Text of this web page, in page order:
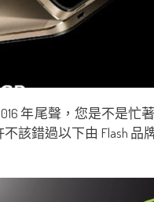
年尾聲，您是不是
該錯過以下由 Flash